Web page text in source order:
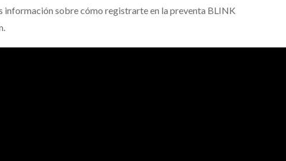
información sobre cómo registrarte en la preventa BLINK